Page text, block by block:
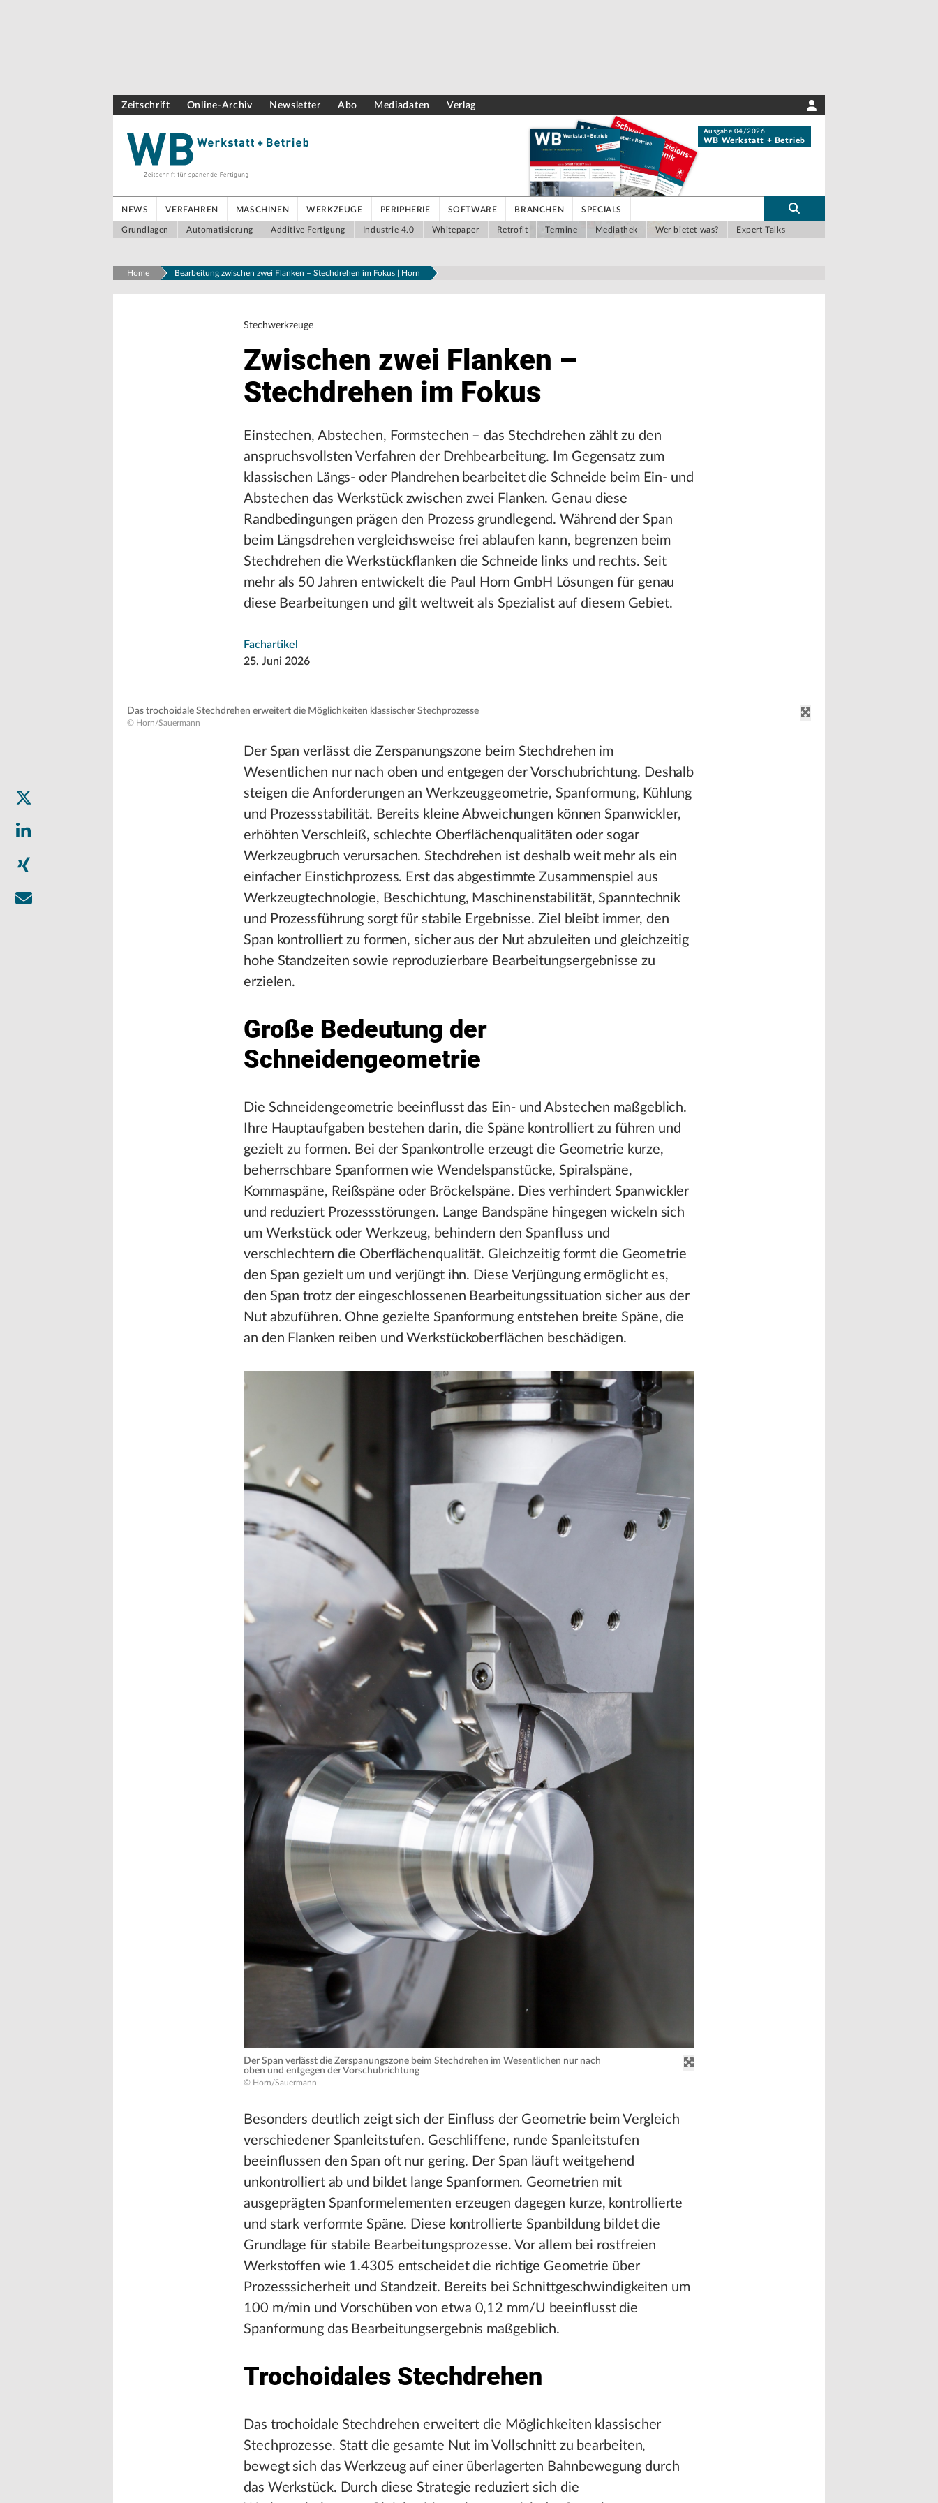
Zeitschrift Online-Archiv Newsletter Abo Mediadaten Verlag
Ausgabe 04/2026
WB Werkstatt + Betrieb
NEWS VERFAHREN MASCHINEN WERKZEUGE PERIPHERIE SOFTWARE BRANCHEN SPECIALS
Grundlagen Automatisierung Additive Fertigung Industrie 4.0 Whitepaper Retrofit Termine Mediathek Wer bietet was? Expert-Talks
Home Bearbeitung zwischen zwei Flanken – Stechdrehen im Fokus | Horn
Stechwerkzeuge
Zwischen zwei Flanken –
Stechdrehen im Fokus
Einstechen, Abstechen, Formstechen – das Stechdrehen zählt zu den
anspruchsvollsten Verfahren der Drehbearbeitung. Im Gegensatz zum
klassischen Längs- oder Plandrehen bearbeitet die Schneide beim Ein- und
Abstechen das Werkstück zwischen zwei Flanken. Genau diese
Randbedingungen prägen den Prozess grundlegend. Während der Span
beim Längsdrehen vergleichsweise frei ablaufen kann, begrenzen beim
Stechdrehen die Werkstückflanken die Schneide links und rechts. Seit
mehr als 50 Jahren entwickelt die Paul Horn GmbH Lösungen für genau
diese Bearbeitungen und gilt weltweit als Spezialist auf diesem Gebiet.
Fachartikel
25. Juni 2026
Das trochoidale Stechdrehen erweitert die Möglichkeiten klassischer Stechprozesse
© Horn/Sauermann
Der Span verlässt die Zerspanungszone beim Stechdrehen im
Wesentlichen nur nach oben und entgegen der Vorschubrichtung. Deshalb
steigen die Anforderungen an Werkzeuggeometrie, Spanformung, Kühlung
und Prozessstabilität. Bereits kleine Abweichungen können Spanwickler,
erhöhten Verschleiß, schlechte Oberflächenqualitäten oder sogar
Werkzeugbruch verursachen. Stechdrehen ist deshalb weit mehr als ein
einfacher Einstichprozess. Erst das abgestimmte Zusammenspiel aus
Werkzeugtechnologie, Beschichtung, Maschinenstabilität, Spanntechnik
und Prozessführung sorgt für stabile Ergebnisse. Ziel bleibt immer, den
Span kontrolliert zu formen, sicher aus der Nut abzuleiten und gleichzeitig
hohe Standzeiten sowie reproduzierbare Bearbeitungsergebnisse zu
erzielen.
Große Bedeutung der
Schneidengeometrie
Die Schneidengeometrie beeinflusst das Ein- und Abstechen maßgeblich.
Ihre Hauptaufgaben bestehen darin, die Späne kontrolliert zu führen und
gezielt zu formen. Bei der Spankontrolle erzeugt die Geometrie kurze,
beherrschbare Spanformen wie Wendelspanstücke, Spiralspäne,
Kommaspäne, Reißspäne oder Bröckelspäne. Dies verhindert Spanwickler
und reduziert Prozessstörungen. Lange Bandspäne hingegen wickeln sich
um Werkstück oder Werkzeug, behindern den Spanfluss und
verschlechtern die Oberflächenqualität. Gleichzeitig formt die Geometrie
den Span gezielt um und verjüngt ihn. Diese Verjüngung ermöglicht es,
den Span trotz der eingeschlossenen Bearbeitungssituation sicher aus der
Nut abzuführen. Ohne gezielte Spanformung entstehen breite Späne, die
an den Flanken reiben und Werkstückoberflächen beschädigen.
Der Span verlässt die Zerspanungszone beim Stechdrehen im Wesentlichen nur nach
oben und entgegen der Vorschubrichtung
© Horn/Sauermann
Besonders deutlich zeigt sich der Einfluss der Geometrie beim Vergleich
verschiedener Spanleitstufen. Geschliffene, runde Spanleitstufen
beeinflussen den Span oft nur gering. Der Span läuft weitgehend
unkontrolliert ab und bildet lange Spanformen. Geometrien mit
ausgeprägten Spanformelementen erzeugen dagegen kurze, kontrollierte
und stark verformte Späne. Diese kontrollierte Spanbildung bildet die
Grundlage für stabile Bearbeitungsprozesse. Vor allem bei rostfreien
Werkstoffen wie 1.4305 entscheidet die richtige Geometrie über
Prozesssicherheit und Standzeit. Bereits bei Schnittgeschwindigkeiten um
100 m/min und Vorschüben von etwa 0,12 mm/U beeinflusst die
Spanformung das Bearbeitungsergebnis maßgeblich.
Trochoidales Stechdrehen
Das trochoidale Stechdrehen erweitert die Möglichkeiten klassischer
Stechprozesse. Statt die gesamte Nut im Vollschnitt zu bearbeiten,
bewegt sich das Werkzeug auf einer überlagerten Bahnbewegung durch
das Werkstück. Durch diese Strategie reduziert sich die